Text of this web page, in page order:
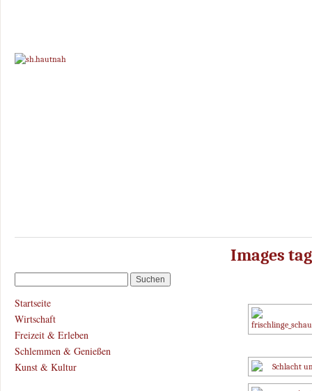
Images
Startseite
Wirtschaft
Freizeit & Erleben
Schlemmen & Genießen
Kunst & Kultur